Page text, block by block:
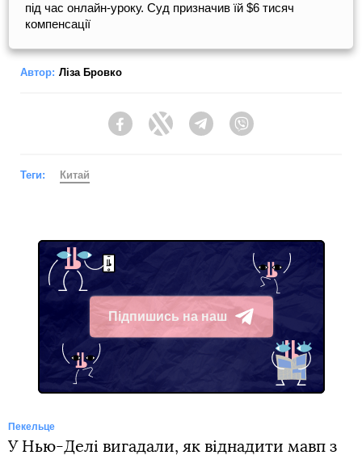
під час онлайн-уроку. Суд призначив їй $6 тисяч
компенсації
Автор: Ліза Бровко
FacebookTwitter Telegram
Теги: Китай
Підпишись на наш
Telegram
Пекельце
У Нью-Делі вигадали, як віднадити мавп з